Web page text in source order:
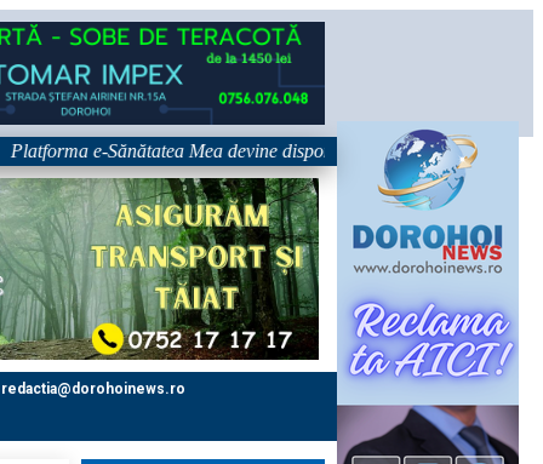
e-Sănătatea Mea devine disponibilă pe 1 septembrie: pacientul
redactia@dorohoinews.ro